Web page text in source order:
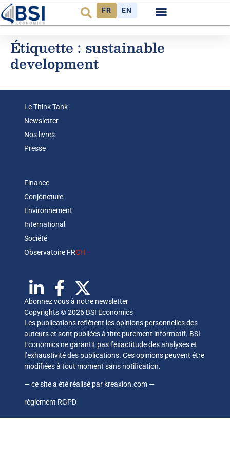
FR EN
Étiquette : sustainable
development
Le Think Tank
Newsletter
Nos livres
Presse
Finance
Conjoncture
Environnement
International
Société
Observatoire FRCH
Abonnez vous à notre newsletter
Copyrights © 2026 BSI Economics
Les publications reflètent les opinions personnelles des
auteurs et sont publiées à titre purement informatif. BSI
Economics ne garantit pas l’exactitude des analyses et
l’exhaustivité des publications. Ces opinions peuvent être
modifiées à tout moment sans notification.
— ce site a été réalisé par kreaxion.com —
règlement RGPD